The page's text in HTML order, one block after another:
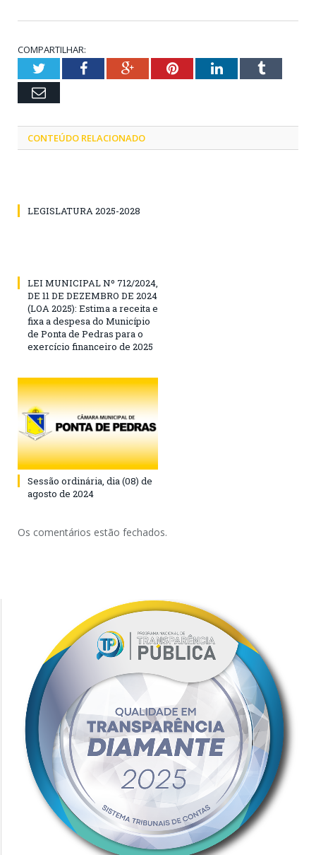
COMPARTILHAR:
TwitterFacebookGoogle+PinterestLinkedInTumblr
Email
CONTEÚDO RELACIONADO
LEGISLATURA 2025-2028
LEI MUNICIPAL Nº 712/2024,
DE 11 DE DEZEMBRO DE 2024
(LOA 2025): Estima a receita e
fixa a despesa do Município
de Ponta de Pedras para o
exercício financeiro de 2025
Sessão ordinária, dia (08) de
agosto de 2024
Os comentários estão fechados.